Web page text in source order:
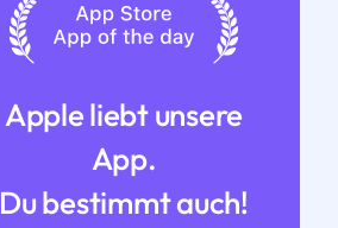
Apple liebt unsere
App.
Du bestimmt auch!